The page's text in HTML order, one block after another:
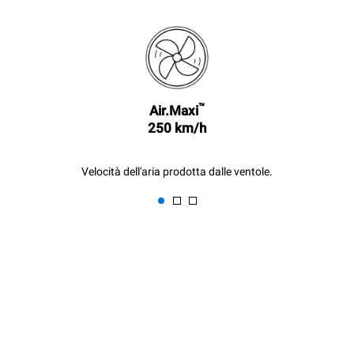
rinnovabili.
Stima calcolata ipotizzando un
giorni/anno) del forno:
6 carichi leggeri di polli
arrosto (20% di carico)
3 pieni carichi di cotture al
2 ore di forno vuoto in
Stima calcolata ipotizzando i
seguenti lavaggi settimanali (42
1 lavaggio medio
Air.Maxi™
250 km/h
Velocità dell'aria prodotta dalle ventole.